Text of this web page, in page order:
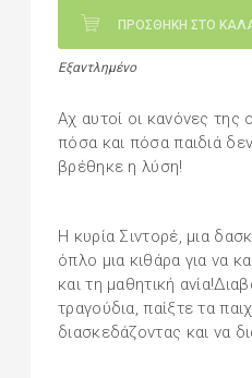
ΠΡΟΣΘΗΚΗ ΣΤΟ
Εξαντλημένο
Αχ αυτοί οι κανόνες της
πόσα και πόσα παιδιά
βρέθηκε η λύση!
Η κυρία Σιντορέ, μια
όπλο μια κιθάρα για να
και τη μαθητική
τραγούδια, παίξτε τα
διασκεδάζοντας και να